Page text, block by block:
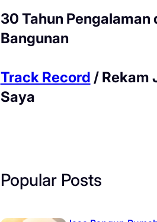
30 Tahun Pengalaman
Bangunan
Track Record / Rekam
Saya
Popular Posts